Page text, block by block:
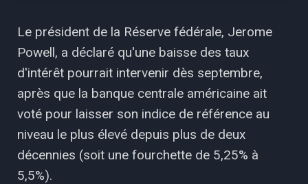
Le président de la Réserve fédérale, Jerome
Powell, a déclaré qu'une baisse des taux
d'intérêt pourrait intervenir dès septembre,
après que la banque centrale américaine ait
voté pour laisser son indice de référence au
niveau le plus élevé depuis plus de deux
décennies (soit une fourchette de 5,25% à
5,5%).